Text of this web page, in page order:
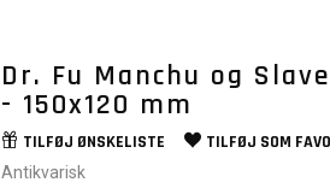
Dr. Fu Manchu og
- 150x120 mm
TILFØJ ØNSKELISTE TILFØJ SOM
Antikvarisk